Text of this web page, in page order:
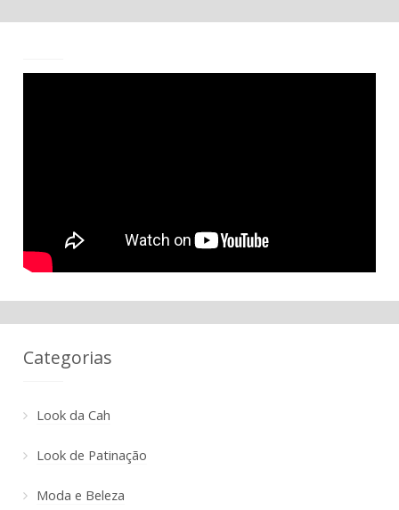
Categorias
Look da Cah
Look de Patinação
Moda e Beleza